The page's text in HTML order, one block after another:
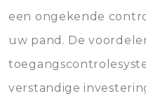
een ongekende
uw pand. De
verstandige